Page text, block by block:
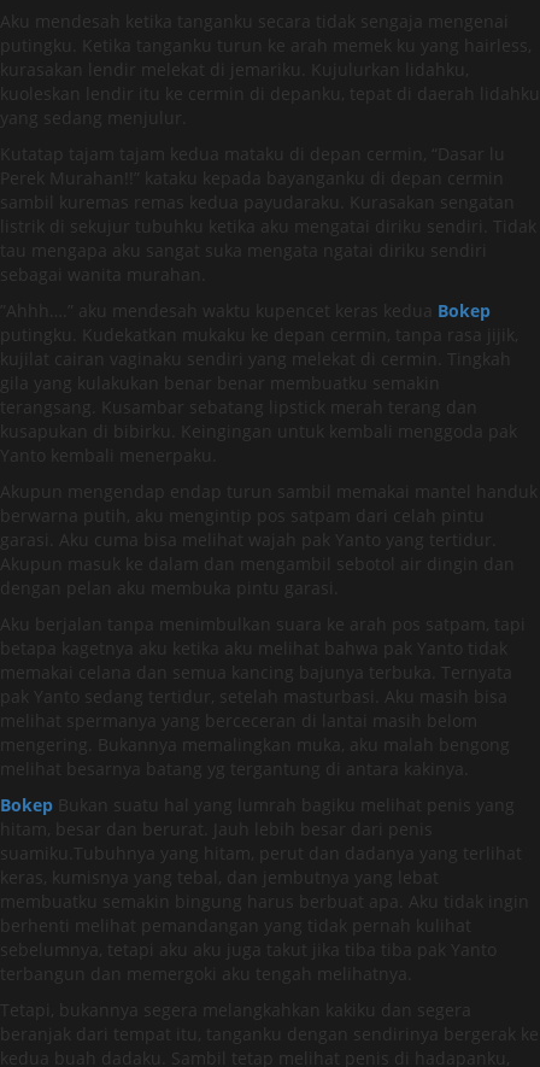
Aku mendesah ketika tanganku secara tidak sengaja mengenai
putingku. Ketika tanganku turun ke arah memek ku yang hairless,
kurasakan lendir melekat di jemariku. Kujulurkan lidahku,
kuoleskan lendir itu ke cermin di depanku, tepat di daerah lidahku
yang sedang menjulur.
Kutatap tajam tajam kedua mataku di depan cermin, “Dasar lu
Perek Murahan!!” kataku kepada bayanganku di depan cermin
sambil kuremas remas kedua payudaraku. Kurasakan sengatan
listrik di sekujur tubuhku ketika aku mengatai diriku sendiri. Tidak
tau mengapa aku sangat suka mengata ngatai diriku sendiri
sebagai wanita murahan.
”Ahhh….” aku mendesah waktu kupencet keras kedua Bokep
putingku. Kudekatkan mukaku ke depan cermin, tanpa rasa jijik,
kujilat cairan vaginaku sendiri yang melekat di cermin. Tingkah
gila yang kulakukan benar benar membuatku semakin
terangsang. Kusambar sebatang lipstick merah terang dan
kusapukan di bibirku. Keingingan untuk kembali menggoda pak
Yanto kembali menerpaku.
Akupun mengendap endap turun sambil memakai mantel handuk
berwarna putih, aku mengintip pos satpam dari celah pintu
garasi. Aku cuma bisa melihat wajah pak Yanto yang tertidur.
Akupun masuk ke dalam dan mengambil sebotol air dingin dan
dengan pelan aku membuka pintu garasi.
Aku berjalan tanpa menimbulkan suara ke arah pos satpam, tapi
betapa kagetnya aku ketika aku melihat bahwa pak Yanto tidak
memakai celana dan semua kancing bajunya terbuka. Ternyata
pak Yanto sedang tertidur, setelah masturbasi. Aku masih bisa
melihat spermanya yang berceceran di lantai masih belom
mengering. Bukannya memalingkan muka, aku malah bengong
melihat besarnya batang yg tergantung di antara kakinya.
Bokep Bukan suatu hal yang lumrah bagiku melihat penis yang
hitam, besar dan berurat. Jauh lebih besar dari penis
suamiku.Tubuhnya yang hitam, perut dan dadanya yang terlihat
keras, kumisnya yang tebal, dan jembutnya yang lebat
membuatku semakin bingung harus berbuat apa. Aku tidak ingin
berhenti melihat pemandangan yang tidak pernah kulihat
sebelumnya, tetapi aku aku juga takut jika tiba tiba pak Yanto
terbangun dan memergoki aku tengah melihatnya.
Tetapi, bukannya segera melangkahkan kakiku dan segera
beranjak dari tempat itu, tanganku dengan sendirinya bergerak ke
kedua buah dadaku. Sambil tetap melihat penis di hadapanku,